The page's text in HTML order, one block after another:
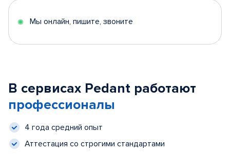
Мы онлайн, пишите, звоните
В сервисах Pedant работают
профессионалы
4 года средний опыт
Аттестация со строгими стандартами